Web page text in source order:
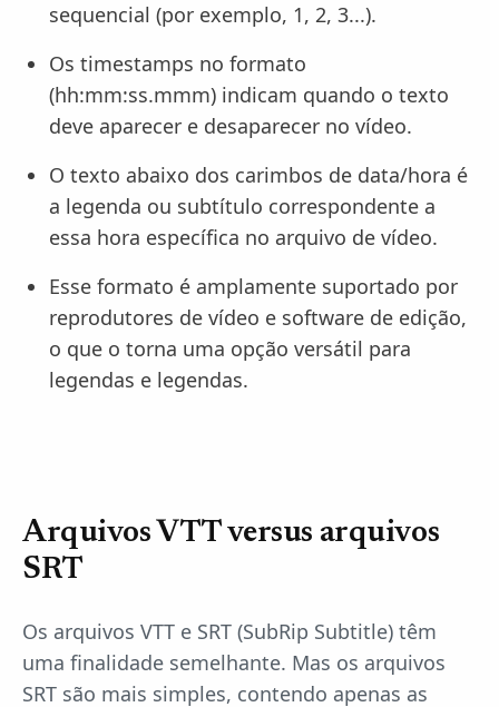
sequencial (por exemplo, 1, 2, 3...).
Os timestamps no formato
(hh:mm:ss.mmm) indicam quando o texto
deve aparecer e desaparecer no vídeo.
O texto abaixo dos carimbos de data/hora é
a legenda ou subtítulo correspondente a
essa hora específica no arquivo de vídeo.
Esse formato é amplamente suportado por
reprodutores de vídeo e software de edição,
o que o torna uma opção versátil para
legendas e legendas.
Arquivos VTT versus arquivos
SRT
Os arquivos VTT e SRT (SubRip Subtitle) têm
uma finalidade semelhante. Mas os arquivos
SRT são mais simples, contendo apenas as